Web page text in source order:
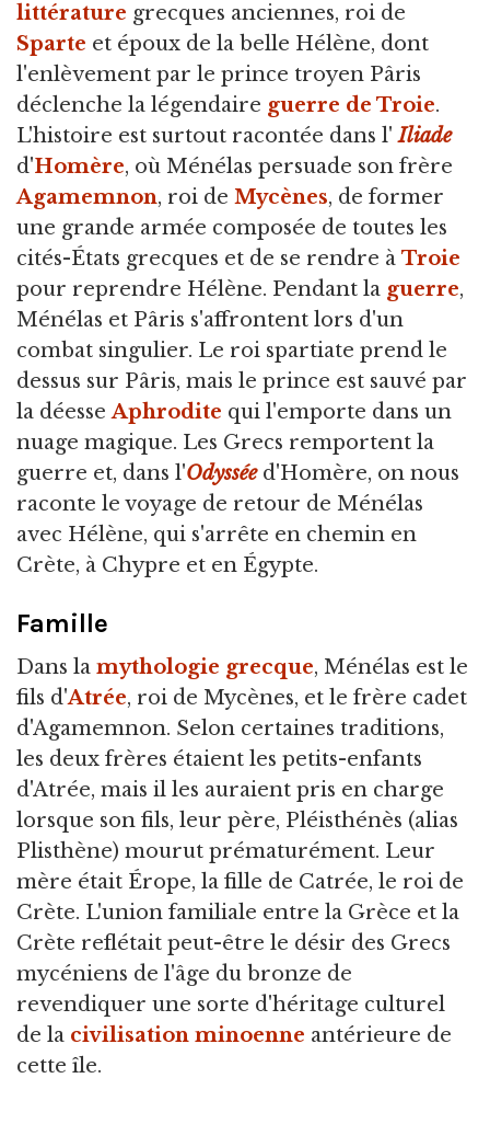
littérature grecques anciennes, roi de
Sparte et époux de la belle Hélène, dont
l'enlèvement par le prince troyen Pâris
déclenche la légendaire guerre de Troie.
L'histoire est surtout racontée dans l' Iliade
d'Homère, où Ménélas persuade son frère
Agamemnon, roi de Mycènes, de former
une grande armée composée de toutes les
cités-États grecques et de se rendre à Troie
pour reprendre Hélène. Pendant la guerre,
Ménélas et Pâris s'affrontent lors d'un
combat singulier. Le roi spartiate prend le
dessus sur Pâris, mais le prince est sauvé par
la déesseAphrodite qui l'emporte dans un
nuage magique. Les Grecs remportent la
guerre et, dans l'Odysséed'Homère, on nous
raconte le voyage de retour de Ménélas
avec Hélène, qui s'arrête en chemin en
Crète, à Chypre et en Égypte.
Famille
Dans la mythologie grecque, Ménélas est le
fils d'Atrée, roi de Mycènes, et le frère cadet
d'Agamemnon. Selon certaines traditions,
les deux frères étaient les petits-enfants
d'Atrée, mais il les auraient pris en charge
lorsque son fils, leur père, Pléisthénès (alias
Plisthène) mourut prématurément. Leur
mère était Érope, la fille de Catrée, le roi de
Crète. L'union familiale entre la Grèce et la
Crète reflétait peut-être le désir des Grecs
mycéniens de l'âge du bronze de
revendiquer une sorte d'héritage culturel
de la civilisation minoenne antérieure de
cette île.